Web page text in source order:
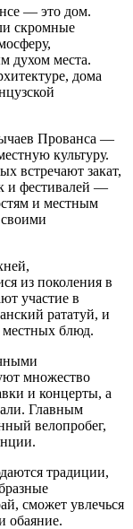
— это дом.
скромные
духом места.
дома
Прованса —
культуру.
встречают закат,
и фестивалей —
и местным
из поколения в
участие в
рататуй, и
местных блюд.
множество
и концерты, а
Главным
велопробег,
традиции,
сможет увлечься
обаяние.